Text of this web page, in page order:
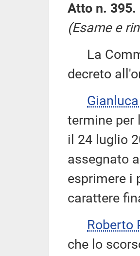
Atto n. 395.
(Esame e
La
decreto
termine per
il 24 luglio
assegnato
esprimere i
carattere
Roberto
che lo